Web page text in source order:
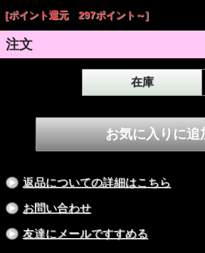
＜似ているモデル＞
[零-ZERO-MELT（メルト）]
[零-ZERO-St5]
Weight:19.5g
BALANCE:CENTER
Material : TUNGSTEN95%
※パッケージの仕様や色合い、付属品
[ポイント還元 297ポイント～]
注文
在庫
返品についての詳細はこちら
お問い合わせ
友達にメールですすめる